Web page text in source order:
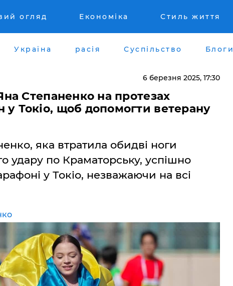
огляд Економіка Стиль життя
Україна расія Суспільство Блоги
6 березня 2025, 17:30
Степаненко на протезах
у Токіо, щоб допомогти ветерану
яка втратила обидві ноги
удару по Краматорську, успішно
у Токіо, незважаючи на всі